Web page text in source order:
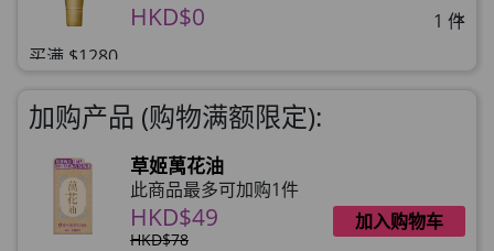
1 件
HKD$0
×
买满 $1280
月)
HKD$0
HKD$145
加购产品 (购物满额限定):
草姬萬花油
此商品最多可加购1件
HKD$49
HKD$78
加入购物车